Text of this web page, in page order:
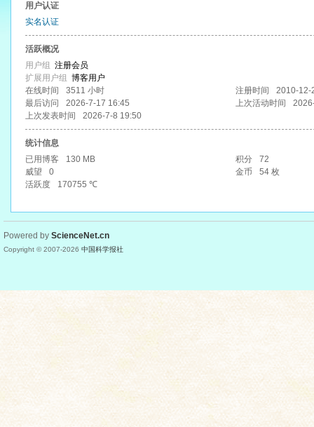
用户认证
实名认证
活跃概况
用户组 注册会员
扩展用户组 博客用户
在线时间
3511 小时 注册时间
2010-12-
最后访问
2026-7-17 16:45 上次活动时间
上次发表时间
2026-7-8 19:50
统计信息
已用博客
130 MB 积分
72
威望
0 金币
54 枚
活跃度
170755 ℃
Powered by ScienceNet.cn
Copyright © 2007-2026 中国科学报社